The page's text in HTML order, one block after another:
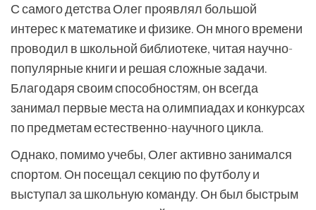
С самого детства Олег проявлял большой
интерес к математике и физике. Он много времени
проводил в школьной библиотеке, читая научно-
популярные книги и решая сложные задачи.
Благодаря своим способностям, он всегда
занимал первые места на олимпиадах и конкурсах
по предметам естественно-научного цикла.
Однако, помимо учебы, Олег активно занимался
спортом. Он посещал секцию по футболу и
выступал за школьную команду. Он был быстрым